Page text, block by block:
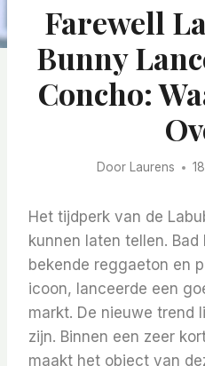
Farewell
Bunny
Concho:
Door Laurens
Het tijdperk van de
kunnen laten tellen. Bad
bekende reggaeton en
icoon, lanceerde een
markt. De nieuwe trend
zijn. Binnen een zeer
maakt het object van